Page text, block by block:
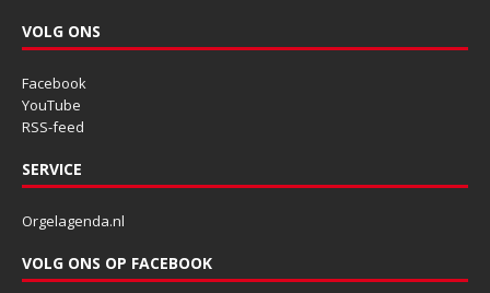
VOLG ONS
Facebook
YouTube
RSS-feed
SERVICE
Orgelagenda.nl
VOLG ONS OP FACEBOOK